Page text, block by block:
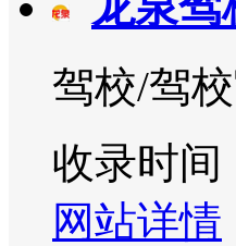
驾校/驾
收录时间
网站详情